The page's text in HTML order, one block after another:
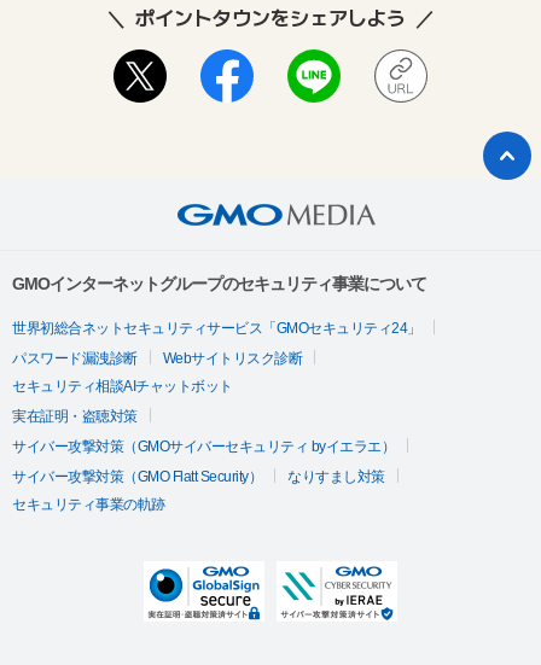
ポイントタウンをシェアしよう
GMOインターネットグループのセキュリティ事業について
世界初総合ネットセキュリティサービス「GMOセキュリティ24」
パスワード漏洩診断
Webサイトリスク診断
セキュリティ相談AIチャットボット
実在証明・盗聴対策
サイバー攻撃対策（GMOサイバーセキュリティ byイエラエ）
サイバー攻撃対策（GMO Flatt Security）
なりすまし対策
セキュリティ事業の軌跡